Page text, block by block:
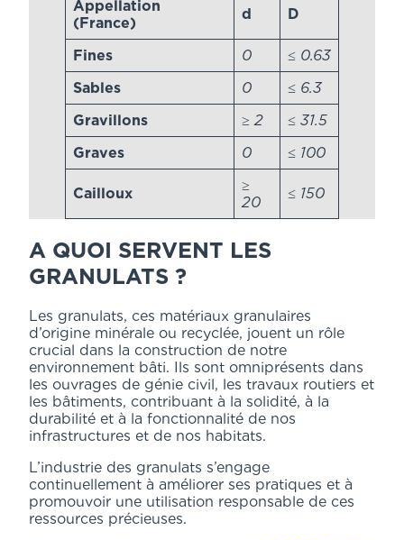
Appellation
(France)
d D
Fines 0 ≤ 0.63
Sables
0 ≤ 6.3
Gravillons
≥ 2
≤ 31.5
Graves
0 ≤ 100
Cailloux
≥
20
≤ 150
A QUOI SERVENT LES
GRANULATS ?
Les granulats, ces matériaux granulaires
d’origine minérale ou recyclée, jouent un rôle
crucial dans la construction de notre
environnement bâti. Ils sont omniprésents dans
les ouvrages de génie civil, les travaux routiers et
les bâtiments, contribuant à la solidité, à la
durabilité et à la fonctionnalité de nos
infrastructures et de nos habitats.
L’industrie des granulats s’engage
continuellement à améliorer ses pratiques et à
promouvoir une utilisation responsable de ces
ressources précieuses.